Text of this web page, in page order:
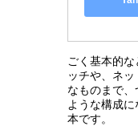
ごく基本的
ッチや、ネ
なものまで
ような構成
本です。